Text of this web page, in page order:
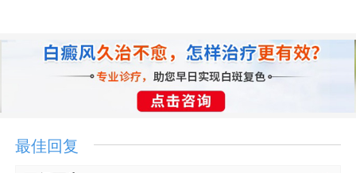
最佳回复